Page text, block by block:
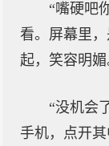
“嘴硬吧
看。屏幕里
起，笑容明媚
“没机会
手机，点开